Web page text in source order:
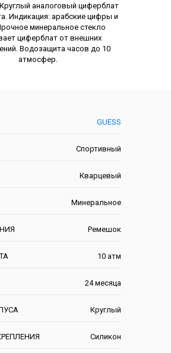
GUESS
Спортивный
Кварцевый
Минеральное
Ремешок
10 атм
24 месяца
Круглый
Силикон
аналоговый циферблат
Индикация: арабские цифры и
минеральное стекло
циферблат от внешних
Водозащита часов до 10
атмосфер.